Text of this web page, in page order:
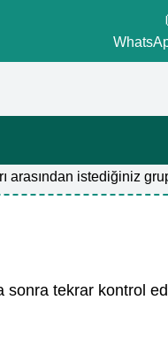
arasından istediğiniz
sonra tekrar kontrol